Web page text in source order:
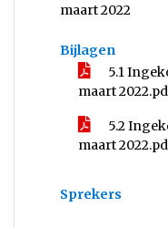
maart 2022
Bijlagen
5.1
maart
5.2
maart
Sprekers